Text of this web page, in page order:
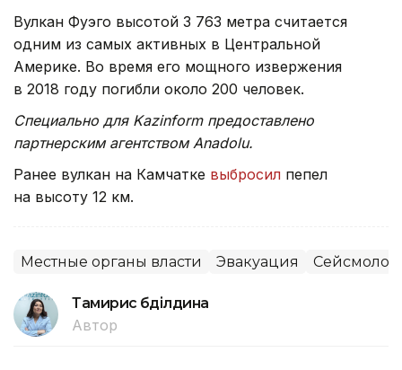
Вулкан Фуэго высотой 3 763 метра считается
одним из самых активных в Центральной
Америке. Во время его мощного извержения
в 2018 году погибли около 200 человек.
Специально для Kazinform предоставлено
партнерским агентством Anadolu.
Ранее вулкан на Камчатке выбросил пепел
на высоту 12 км.
Местные органы власти Эвакуация
Тамирис Әбділдина
Автор